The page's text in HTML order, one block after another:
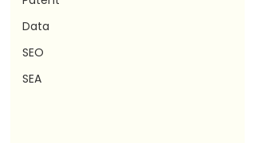
Data
SEO
SEA